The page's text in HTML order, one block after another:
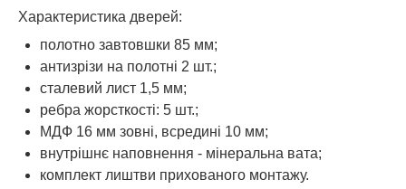
Характеристика дверей:
полотно завтовшки 85 мм;
антизрізи на полотні 2 шт.;
сталевий лист 1,5 мм;
ребра жорсткості: 5 шт.;
МДФ 16 мм зовні, всредині 10 мм;
внутрішнє наповнення - мінеральна вата;
комплект лиштви прихованого монтажу.